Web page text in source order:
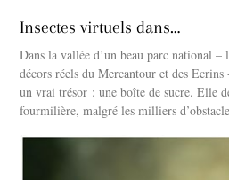
Insectes virtuels dans…
Dans la vallée d’un beau parc national
décors réels du Mercantour et des
un vrai trésor : une boîte de sucre. Elle
fourmilière, malgré les milliers